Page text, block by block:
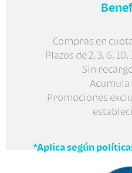
Compras en
Plazos de 2, 3, 6, 10,
Sin
Acumula
Promociones
*Aplica según